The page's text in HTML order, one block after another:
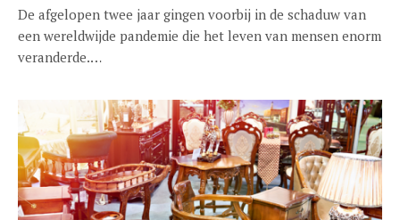
De afgelopen twee jaar gingen voorbij in de schaduw van
een wereldwijde pandemie die het leven van mensen enorm
veranderde.…